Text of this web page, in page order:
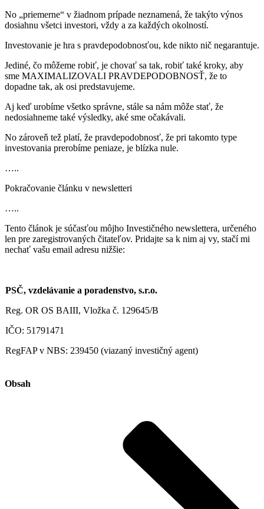
No „priemerne“ v žiadnom prípade neznamená, že takýto výnos
dosiahnu všetci investori, vždy a za každých okolností.
Investovanie je hra s pravdepodobnosťou, kde nikto nič negarantuje.
Jediné, čo môžeme robiť, je chovať sa tak, robiť také kroky, aby
sme MAXIMALIZOVALI PRAVDEPODOBNOSŤ, že to
dopadne tak, ak osi predstavujeme.
Aj keď urobíme všetko správne, stále sa nám môže stať, že
nedosiahneme také výsledky, aké sme očakávali.
No zároveň tež platí, že pravdepodobnosť, že pri takomto type
investovania prerobíme peniaze, je blízka nule.
…..
Pokračovanie článku v newsletteri
…..
Tento článok je súčasťou môjho Investičného newslettera, určeného
len pre zaregistrovaných čitateľov. Pridajte sa k nim aj vy, stačí mi
nechať vašu email adresu nižšie:
PSČ, vzdelávanie a poradenstvo, s.r.o.
Reg. OR OS BAIII, Vložka č. 129645/B
IČO: 51791471
RegFAP v NBS: 239450 (viazaný investičný agent)
Obsah